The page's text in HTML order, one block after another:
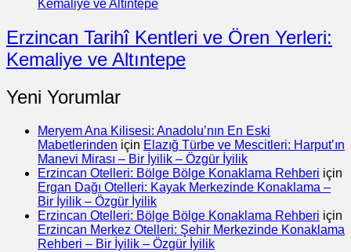
Erzincan Tarihî Kentleri ve Ören Yerleri:
Kemaliye ve Altıntepe
Yeni Yorumlar
Meryem Ana Kilisesi: Anadolu’nın En Eski
Mabetlerinden için Elazığ Türbe ve Mescitleri: Harput’ın
Manevi Mirası – Bir İyilik – Özgür İyilik
Erzincan Otelleri: Bölge Bölge Konaklama Rehberi için
Ergan Dağı Otelleri: Kayak Merkezinde Konaklama –
Bir İyilik – Özgür İyilik
Erzincan Otelleri: Bölge Bölge Konaklama Rehberi için
Erzincan Merkez Otelleri: Şehir Merkezinde Konaklama
Rehberi – Bir İyilik – Özgür İyilik